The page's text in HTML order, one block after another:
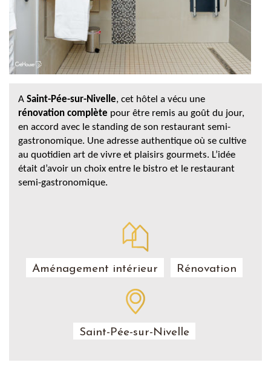
A Saint-Pée-sur-Nivelle, cet hôtel a vécu une
rénovation complète pour être remis au goût du jour,
en accord avec le standing de son restaurant semi-
gastronomique. Une adresse authentique où se cultive
au quotidien art de vivre et plaisirs gourmets. L’idée
était d’avoir un choix entre le bistro et le restaurant
semi-gastronomique.
Aménagement intérieur Rénovation
Saint-Pée-sur-Nivelle